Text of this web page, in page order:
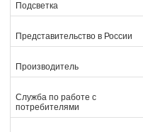
Подсветка
Представительство в России
Производитель
Служба по работе с
потребителями